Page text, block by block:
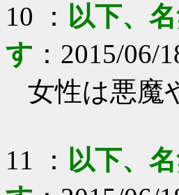
10 ： 以下、
す ： 2015/06/
女性は悪魔
11 ： 以下、